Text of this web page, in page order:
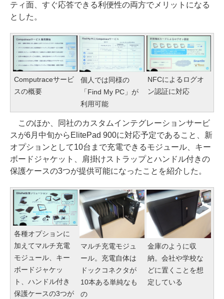
ティ面、すぐ応答できる利便性の両方でメリットになる
とした。
Computraceサービ
スの概要
個人では同様の
「Find My PC」が
利用可能
NFCによるログオ
ン認証に対応
このほか、同社のカスタムインテグレーションサービ
スが6月中旬からElitePad 900に対応予定であること、新
オプションとして10台まで充電できるモジュール、キー
ボードジャケット、肩掛けストラップとハンドル付きの
保護ケースの3つが提供可能になったことを紹介した。
各種オプションに
加えてマルチ充電
モジュール、キー
ボードジャケッ
ト、ハンドル付き
保護ケースの3つが
マルチ充電モジュ
ール。充電自体は
ドックコネクタが
10本ある単純なも
の
金庫のように収
納。会社や学校な
どに置くことを想
定している